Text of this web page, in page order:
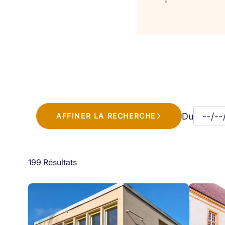
AFFINER LA RECHERCHE Du
199 Résultats